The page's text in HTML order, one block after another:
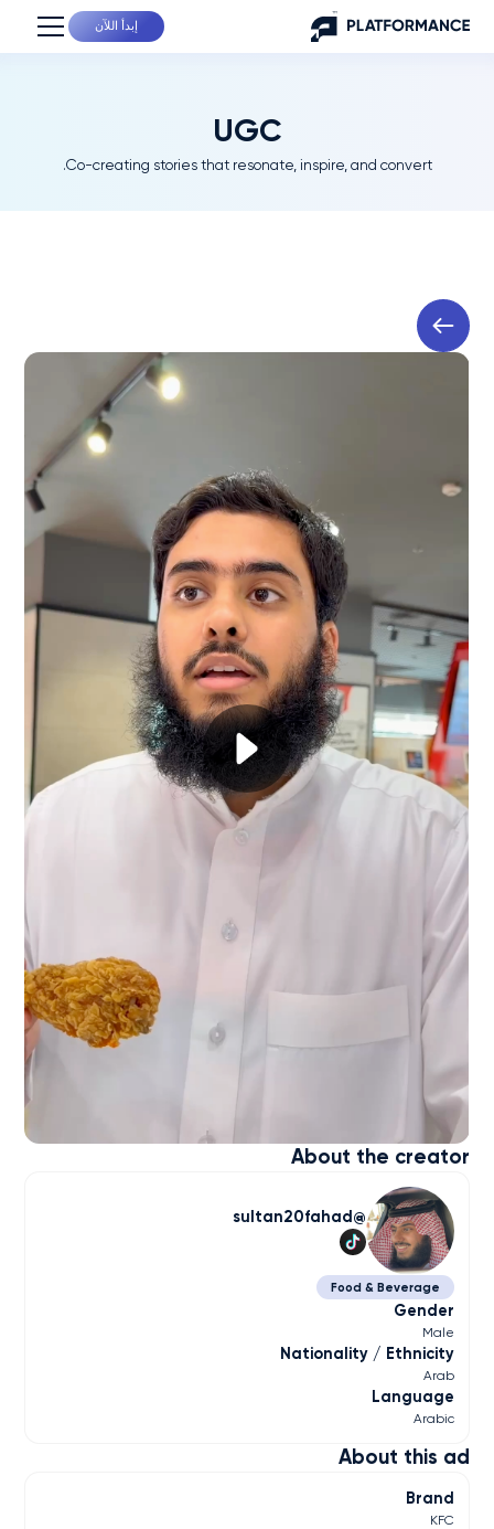
إبدأ اللآن
UGC
Co-creating stories that resonate, inspire, and convert.
About this ad
Brand
KFC
About the creator
sultan20fahad
Food & Beverage
Gender
Male
Nationality / Ethnicity
Arab
Language
Arabic